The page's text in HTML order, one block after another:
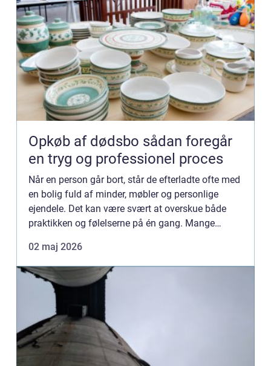
Opkøb af dødsbo sådan foregår
en tryg og professionel proces
Når en person går bort, står de efterladte ofte med
en bolig fuld af minder, møbler og personlige
ejendele. Det kan være svært at overskue både
praktikken og følelserne på én gang. Mange
rydning, sort...
02 maj 2026